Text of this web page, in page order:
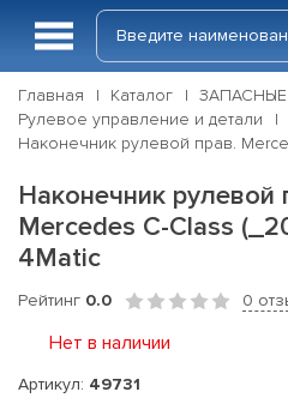
Главная Каталог
Рулевое управление и детали
Наконечник рулевой прав.
Наконечник рулевой
Mercedes C-Class
4Matic
Рейтинг 0.0 0
Нет в наличии
Артикул: 49731